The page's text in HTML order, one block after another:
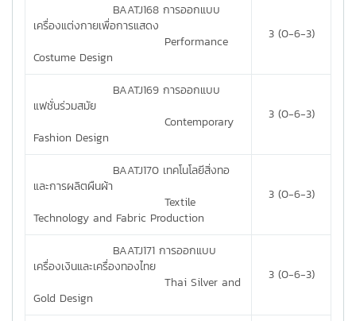
BAATJ168 การออกแบบ
เครื่องแต่งกายเพื่อการแสดง
Performance
Costume Design
3 (0-6-3)
BAATJ169 การออกแบบ
แฟชั่นร่วมสมัย
Contemporary
Fashion Design
3 (0-6-3)
BAATJ170 เทคโนโลยีสิ่งทอ
และการผลิตผืนผ้า
Textile
Technology and Fabric Production
3 (0-6-3)
BAATJ171 การออกแบบ
เครื่องเงินและเครื่องทองไทย
Thai Silver and
Gold Design
3 (0-6-3)